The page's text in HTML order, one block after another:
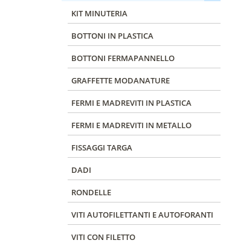
KIT MINUTERIA
BOTTONI IN PLASTICA
BOTTONI FERMAPANNELLO
GRAFFETTE MODANATURE
FERMI E MADREVITI IN PLASTICA
FERMI E MADREVITI IN METALLO
FISSAGGI TARGA
DADI
RONDELLE
VITI AUTOFILETTANTI E AUTOFORANTI
VITI CON FILETTO